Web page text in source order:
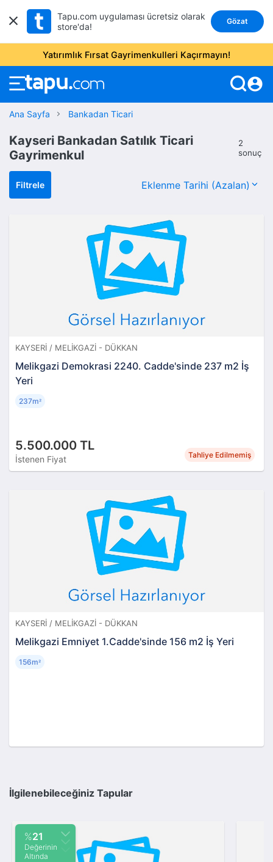
Tapu.com uygulaması ücretsiz olarak
store'da!
Gözat
Yatırımlık Fırsat Gayrimenkulleri Kaçırmayın!
account_circle
Ana Sayfa Bankadan Ticari
Kayseri Bankadan Satılık Ticari
Gayrimenkul
2
sonuç
Filtrele
KAYSERI / MELIKGAZI - DÜKKAN
Melikgazi Demokrasi 2240. Cadde'sinde 237 m2 İş
Yeri
5.500.000 TL
İstenen Fiyat Tahliye Edilmemiş
237m²
KAYSERI / MELIKGAZI - DÜKKAN
Melikgazi Emniyet 1.Cadde'sinde 156 m2 İş Yeri
156m²
İlgilenebileceğiniz Tapular
%21
Değerinin
Altında